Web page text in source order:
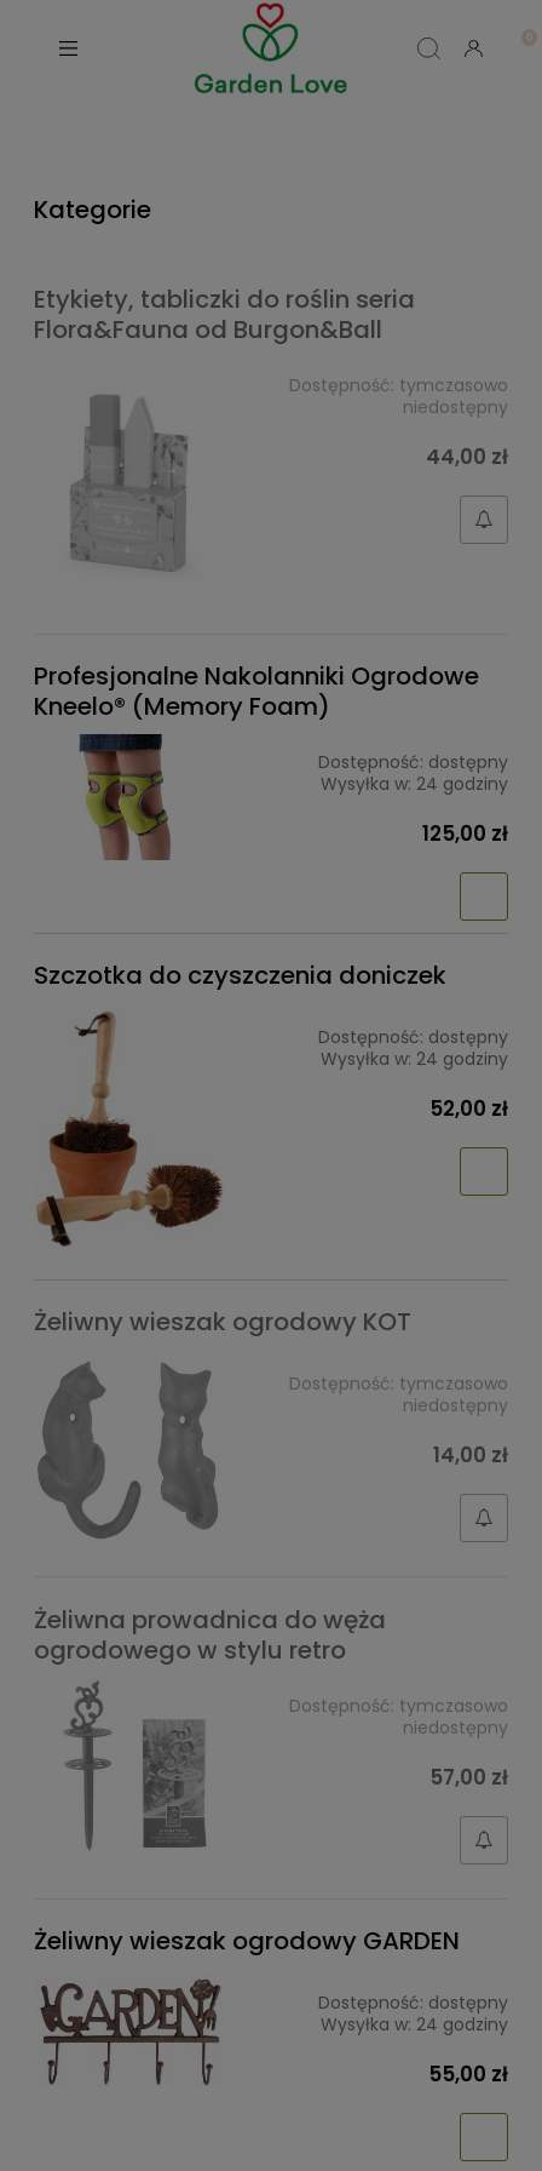
Kategorie
Etykiety, tabliczki do roślin seria
Flora&Fauna od Burgon&Ball
Dostępność: tymczasowo
niedostępny
44,00 zł
Profesjonalne Nakolanniki Ogrodowe
Kneelo® (Memory Foam)
Dostępność: dostępny
Wysyłka w: 24 godziny
125,00 zł
Szczotka do czyszczenia doniczek
Dostępność: dostępny
Wysyłka w: 24 godziny
52,00 zł
Żeliwny wieszak ogrodowy KOT
Dostępność: tymczasowo
niedostępny
14,00 zł
Żeliwna prowadnica do węża
ogrodowego w stylu retro
Dostępność: tymczasowo
niedostępny
57,00 zł
Żeliwny wieszak ogrodowy GARDEN
Dostępność: dostępny
Wysyłka w: 24 godziny
55,00 zł